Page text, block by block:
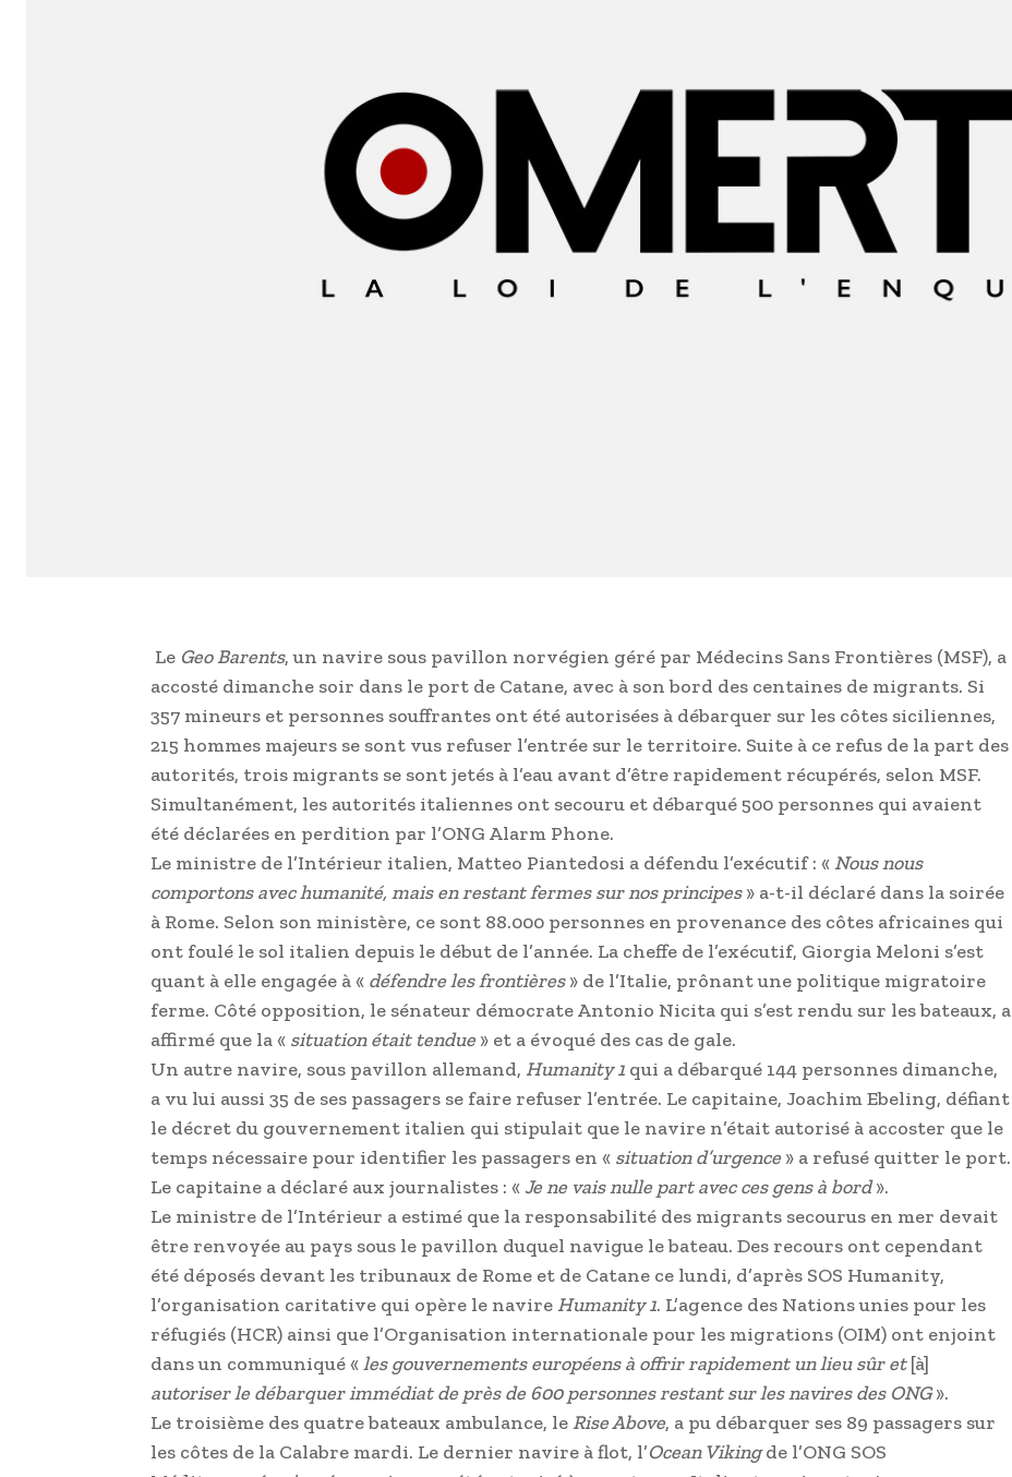
Le Geo Barents, un navire sous pavillon norvégien géré par Médecins Sans Frontières (MSF), a
accosté dimanche soir dans le port de Catane, avec à son bord des centaines de migrants. Si
357 mineurs et personnes souffrantes ont été autorisées à débarquer sur les côtes siciliennes,
215 hommes majeurs se sont vus refuser l’entrée sur le territoire. Suite à ce refus de la part des
autorités, trois migrants se sont jetés à l’eau avant d’être rapidement récupérés, selon MSF.
Simultanément, les autorités italiennes ont secouru et débarqué 500 personnes qui avaient
été déclarées en perdition par l’ONG Alarm Phone.
Le ministre de l’Intérieur italien, Matteo Piantedosi a défendu l’exécutif : « Nous nous
comportons avec humanité, mais en restant fermes sur nos principes» a-t-il déclaré dans la soirée
à Rome. Selon son ministère, ce sont 88.000 personnes en provenance des côtes africaines qui
ont foulé le sol italien depuis le début de l’année. La cheffe de l’exécutif, Giorgia Meloni s’est
quant à elle engagée à « défendre les frontières» de l’Italie, prônant une politique migratoire
ferme. Côté opposition, le sénateur démocrate Antonio Nicita qui s’est rendu sur les bateaux, a
affirmé que la « situation était tendue» et a évoqué des cas de gale.
Un autre navire, sous pavillon allemand, Humanity 1 qui a débarqué 144 personnes dimanche,
a vu lui aussi 35 de ses passagers se faire refuser l’entrée. Le capitaine, Joachim Ebeling, défiant
le décret du gouvernement italien qui stipulait que le navire n’était autorisé à accoster que le
temps nécessaire pour identifier les passagers en « situation d’urgence» a refusé quitter le port.
Le capitaine a déclaré aux journalistes : «Je ne vais nulle part avec ces gens à bord».
Le ministre de l’Intérieur a estimé que la responsabilité des migrants secourus en mer devait
être renvoyée au pays sous le pavillon duquel navigue le bateau. Des recours ont cependant
été déposés devant les tribunaux de Rome et de Catane ce lundi, d’après SOS Humanity,
l’organisation caritative qui opère le navire Humanity 1. L’agence des Nations unies pour les
réfugiés (HCR) ainsi que l’Organisation internationale pour les migrations (OIM) ont enjoint
dans un communiqué «les gouvernements européens à offrir rapidement un lieu sûr et[à]
autoriser le débarquer immédiat de près de 600 personnes restant sur les navires des ONG».
Le troisième des quatre bateaux ambulance, le Rise Above, a pu débarquer ses 89 passagers sur
les côtes de la Calabre mardi. Le dernier navire à flot, l’Ocean Vikingde l’ONG SOS